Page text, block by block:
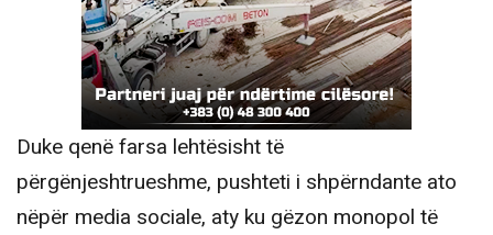
Duke qenë farsa lehtësisht të
përgënjeshtrueshme, pushteti i shpërndante ato
nëpër media sociale, aty ku gëzon monopol të